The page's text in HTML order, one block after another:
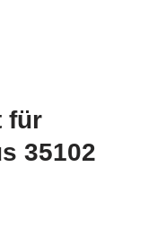
für
35102